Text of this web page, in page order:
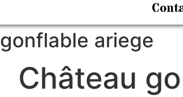
ariege
Château